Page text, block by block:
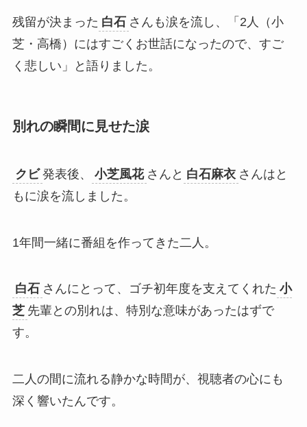
残留が決まった 白石 さんも涙を流し、「2人（小
芝・高橋）にはすごくお世話になったので、すご
く悲しい」と語りました。
別れの瞬間に見せた涙
クビ 発表後、 小芝風花 さんと 白石麻衣 さんはと
もに涙を流しました。​
1年間一緒に番組を作ってきた二人。
白石 さんにとって、ゴチ初年度を支えてくれた 小
芝 先輩との別れは、特別な意味があったはずで
す。
二人の間に流れる静かな時間が、視聴者の心にも
深く響いたんです。